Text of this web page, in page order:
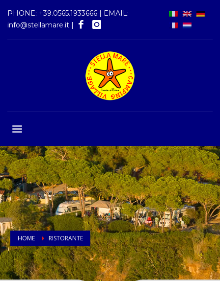
PHONE: +39.0565.1933666 | EMAIL:
info@stellamare.it |
HOME RISTORANTE